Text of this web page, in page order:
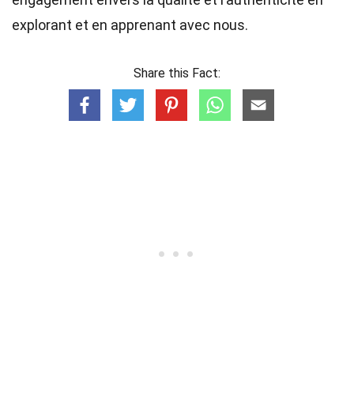
explorant et en apprenant avec nous.
Share this Fact: